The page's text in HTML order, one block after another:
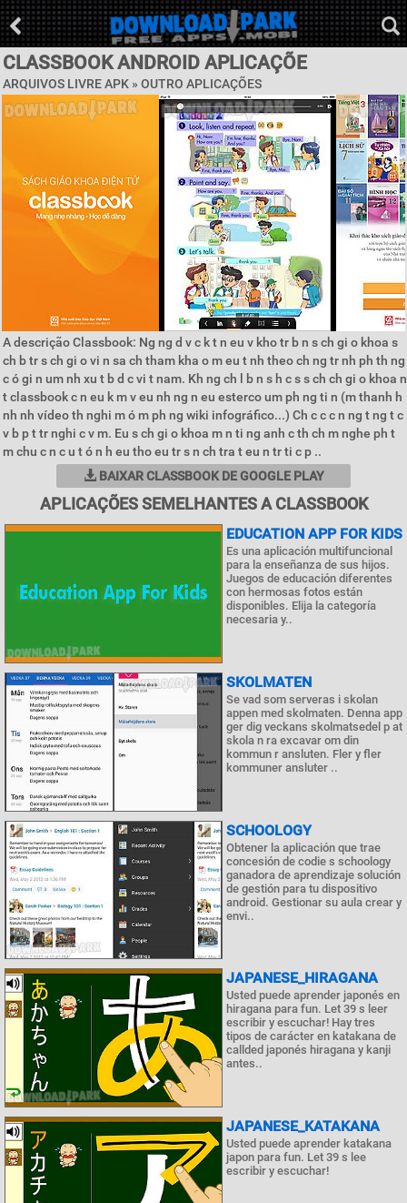
CLASSBOOK ANDROID APLICAÇÕE
ARQUIVOS LIVRE APK » OUTRO APLICAÇÕES
A descrição Classbook: Ng ng d v c k t n eu v kho tr b n s ch gi o khoa s
ch b tr s ch gi o vi n sa ch tham kha o m eu t nh theo ch ng tr nh ph th ng
c ó gi n um nh xu t b d c vi t nam. Kh ng ch l b n s h c s s ch ch gi o khoa n
t classbook c n eu k m v eu nh ng n eu esterco um ph ng ti n (m thanh h
nh nh vídeo th nghi m ó m ph ng wiki infográfico...) Ch c c c n ng t ng t c
v b p t tr nghi c v m. Eu s ch gi o khoa m n ti ng anh c th ch m nghe ph t
m chu c n c u t ó n h eu tho eu tr s n ch tra t eu n tr ti c p ..
BAIXAR CLASSBOOK DE GOOGLE PLAY
APLICAÇÕES SEMELHANTES A CLASSBOOK
EDUCATION APP FOR KIDS
Es una aplicación multifuncional
para la enseñanza de sus hijos.
Juegos de educación diferentes
con hermosas fotos están
disponibles. Elija la categoría
necesaria y..
SKOLMATEN
Se vad som serveras i skolan
appen med skolmaten. Denna app
ger dig veckans skolmatsedel p at
skola n ra excavar om din
kommun r ansluten. Fler y fler
kommuner ansluter ..
SCHOOLOGY
Obtener la aplicación que trae
concesión de codie s schoology
ganadora de aprendizaje solución
de gestión para tu dispositivo
android. Gestionar su aula crear y
envi..
JAPANESE_HIRAGANA
Usted puede aprender japonés en
hiragana para fun. Let 39 s leer
escribir y escuchar! Hay tres
tipos de carácter en katakana de
callded japonés hiragana y kanji
antes..
JAPANESE_KATAKANA
Usted puede aprender katakana
japon para fun. Let 39 s lee
escribir y escuchar!